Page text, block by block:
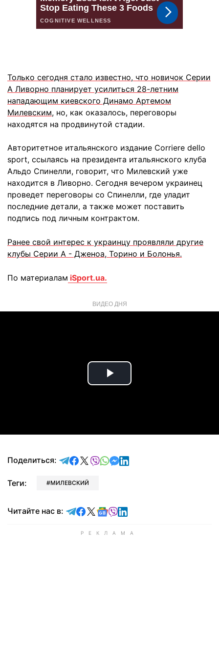
Только сегодня стало известно, что новичок Серии
А Ливорно планирует усилиться 28-летним
нападающим киевского Динамо Артемом
Милевским, но, как оказалось, переговоры
находятся на продвинутой стадии.
Авторитетное итальянского издание Corriere dello
sport, ссылаясь на президента итальянского клуба
Альдо Спинелли, говорит, что Милевский уже
находится в Ливорно. Сегодня вечером украинец
проведет переговоры со Спинелли, где уладит
последние детали, а также может поставить
подпись под личным контрактом.
Ранее свой интерес к украинцу проявляли другие
клубы Серии А - Дженоа, Торино и Болонья.
По материалам iSport.ua.
ВИДЕО ДНЯ
Play
Поделиться: отправить в Telegram
поделиться в Facebook
поделиться в X
отправить в Viber
отправить в Whatsapp
отправить в Messenger
отправить в LinkedIn
Теги: МИЛЕВСКИЙ
Читайте нас в: Читайте в Telegram
Читайте в Facebook
Читайте в X
Читайте в Google news
Читайте в Viber
Читайте в LinkedIn